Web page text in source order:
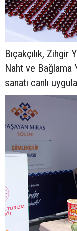
Bıçakçılık, Zihgir
Naht ve Bağlama
sanatı canlı